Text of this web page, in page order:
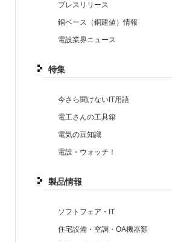
プレスリリース
銅ベース（銅建値）情報
電設業界ニュース
特集
今さら聞けないIT用語
電工さんの工具箱
電気の豆知識
電設・ウォッチ！
製品情報
ソフトフェア・IT
住宅設備・空調・OA機器類